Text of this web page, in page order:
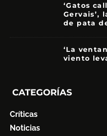
‘Gatos
Gervais’,
de pata
‘La
viento
CATEGORÍAS
Críticas
Noticias